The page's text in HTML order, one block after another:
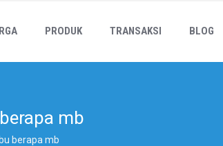
PRODUK TRANSAKSI BLOG
mb
berapa mb